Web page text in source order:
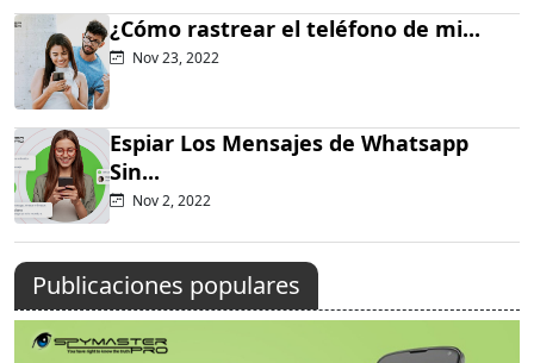
¿Cómo rastrear el teléfono de mi...
Nov 23, 2022
Espiar Los Mensajes de Whatsapp
Sin...
Nov 2, 2022
Publicaciones populares